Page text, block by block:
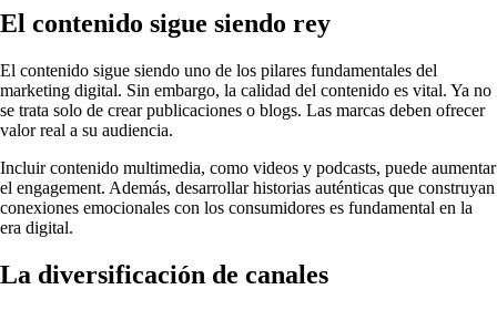
El contenido sigue siendo rey
El contenido sigue siendo uno de los pilares fundamentales del
marketing digital. Sin embargo, la calidad del contenido es vital. Ya no
se trata solo de crear publicaciones o blogs. Las marcas deben ofrecer
valor real a su audiencia.
Incluir contenido multimedia, como videos y podcasts, puede aumentar
el engagement. Además, desarrollar historias auténticas que construyan
conexiones emocionales con los consumidores es fundamental en la
era digital.
La diversificación de canales